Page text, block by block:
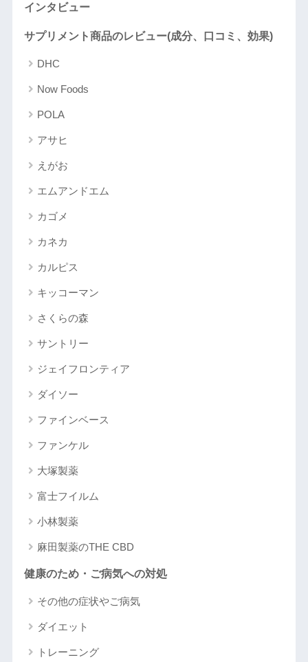
インタビュー
サプリメント商品のレビュー(成分、口コミ、効果)
DHC
Now Foods
POLA
アサヒ
えがお
エムアンドエム
カゴメ
カネカ
カルピス
キッコーマン
さくらの森
サントリー
ジェイフロンティア
ダイソー
ファインベース
ファンケル
大塚製薬
富士フイルム
小林製薬
麻田製薬のTHE CBD
健康のため・ご病気への対処
その他の症状やご病気
ダイエット
トレーニング